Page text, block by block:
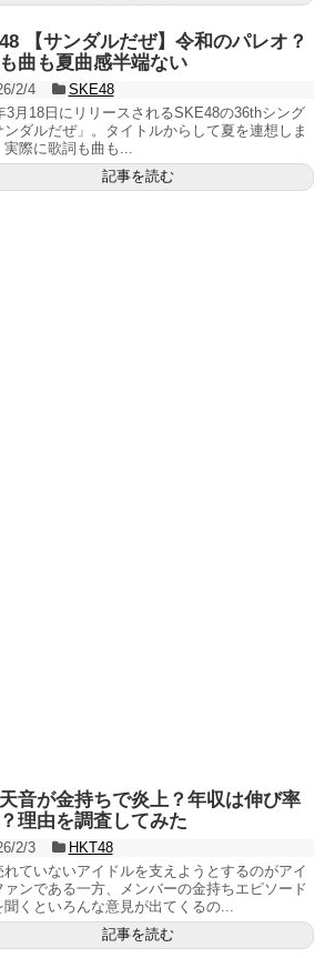
【サンダルだぜ】令和のパレオ？
曲も夏曲感半端ない
2/4
SKE48
3月18日にリリースされるSKE48の36thシング
ンダルだぜ」。タイトルからして夏を連想しま
実際に歌詞も曲も...
記事を読む
音が金持ちで炎上？年収は伸び率
理由を調査してみた
2/3
HKT48
れていないアイドルを支えようとするのがアイ
ァンである一方、メンバーの金持ちエピソード
聞くといろんな意見が出てくるの...
記事を読む